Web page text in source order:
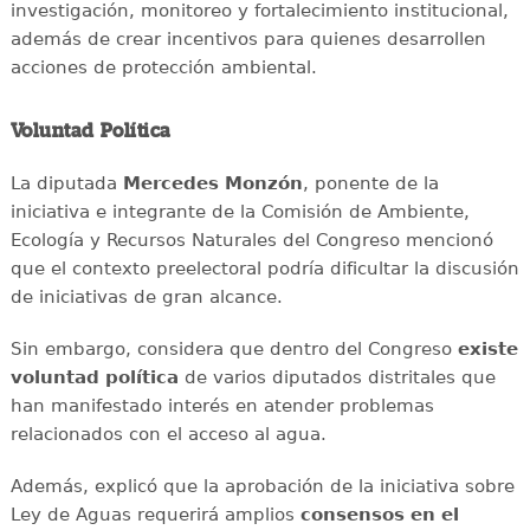
investigación, monitoreo y fortalecimiento institucional,
además de crear incentivos para quienes desarrollen
acciones de protección ambiental.
Voluntad Política
La diputada Mercedes Monzón, ponente de la
iniciativa e integrante de la Comisión de Ambiente,
Ecología y Recursos Naturales del Congreso mencionó
que el contexto preelectoral podría dificultar la discusión
de iniciativas de gran alcance.
Sin embargo, considera que dentro del Congreso existe
voluntad política de varios diputados distritales que
han manifestado interés en atender problemas
relacionados con el acceso al agua.
Además, explicó que la aprobación de la iniciativa sobre
Ley de Aguas requerirá amplios consensos en el